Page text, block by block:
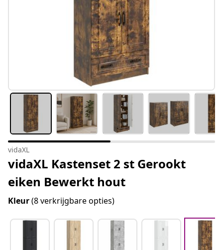
vidaXL
vidaXL Kastenset 2 st Gerookt
eiken Bewerkt hout
Kleur(8 verkrijgbare opties)